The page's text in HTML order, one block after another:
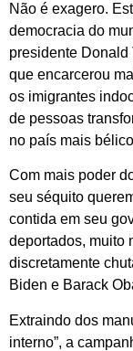
Não é exagero.
democracia do
presidente Donald
que encarcerou
os imigrantes
de pessoas
no país mais
Com mais poder
seu séquito
contida em seu
deportados, muito
discretamente
Biden e Barack
Extraindo dos
interno”, a